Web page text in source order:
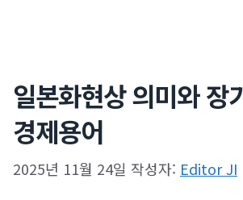
일본화현상 의미와 장
경제용어
2025년 11월 24일 작성자: Editor JI